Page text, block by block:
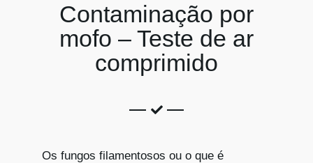
Contaminação por
mofo – Teste de ar
comprimido
Os fungos filamentosos ou o que é